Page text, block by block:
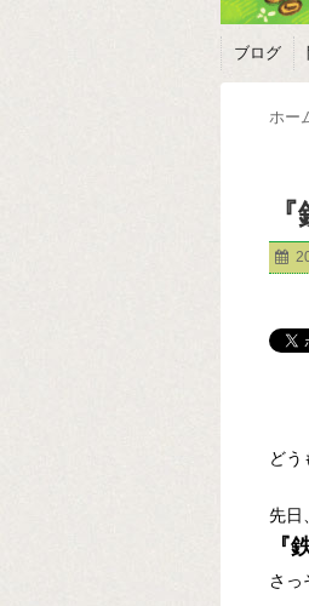
ブログ
ホー
どう
先日、
『
さっ